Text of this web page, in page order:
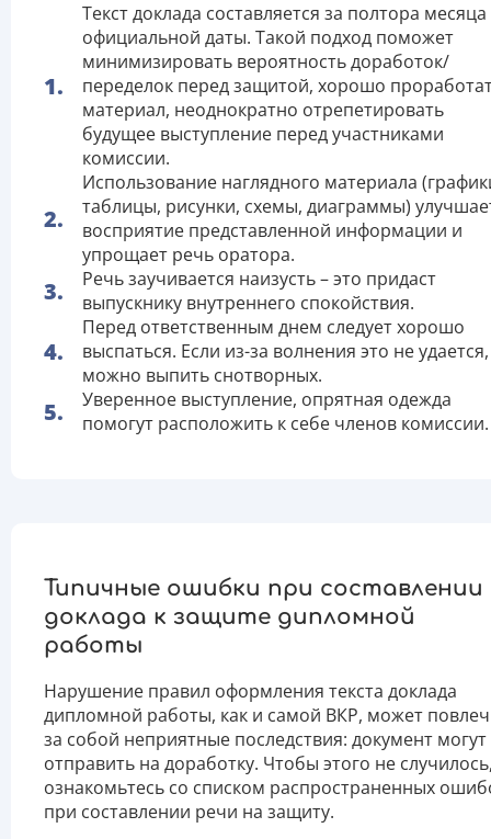
Текст доклада составляется за полтора
официальной даты. Такой подход поможет
минимизировать вероятность доработок/
переделок перед защитой, хорошо
материал, неоднократно отрепетировать
будущее выступление перед участниками
комиссии.
Использование наглядного материала
таблицы, рисунки, схемы, диаграммы)
восприятие представленной информации и
упрощает речь оратора.
Речь заучивается наизусть – это придаст
выпускнику внутреннего спокойствия.
Перед ответственным днем следует хорошо
выспаться. Если из-за волнения это не удается,
можно выпить снотворных.
Уверенное выступление, опрятная одежда
помогут расположить к себе членов комиссии.
Типичные ошибки при составлении
доклада к защите дипломной
работы
Нарушение правил оформления текста доклада
дипломной работы, как и самой ВКР, может
за собой неприятные последствия: документ могут
отправить на доработку. Чтобы этого не
ознакомьтесь со списком распространенных
при составлении речи на защиту.